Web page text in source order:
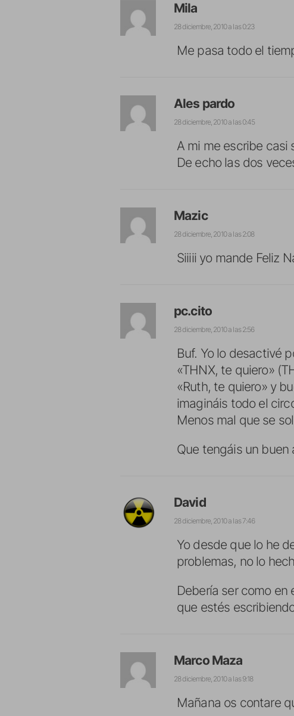
Mila
28 diciembre, 2010 a las 0:23
Me pasa todo el
Ales pardo
28 diciembre, 2010 a las 0:45
A mi me escribe casi
De echo las dos
Mazic
28 diciembre, 2010 a las 2:08
Siiiii yo mande Feliz
pc.cito
28 diciembre, 2010 a las 2:56
Buf. Yo lo desactivé
«THNX, te quiero»
«Ruth, te quiero» y
imagináis todo el
Menos mal que se
Que tengáis un buen
David
28 diciembre, 2010 a las 7:46
Yo desde que lo he
problemas, no lo
Debería ser como
que estés
Marco Maza
28 diciembre, 2010 a las 9:18
Mañana os contare